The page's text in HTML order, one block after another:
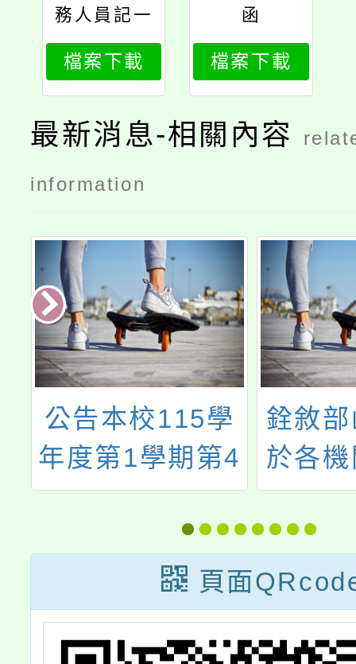
務人員記一
大功以下獎
勵令電子化
措施作業流
程及說明
檔案下載
函
檔案下載
最新消息-相關內容
information
公告本校115學
年度第1學期第4
次本土語教學支
援工作人員甄選
結果
銓敘
於各
事人
職務
經考
政院
頁面